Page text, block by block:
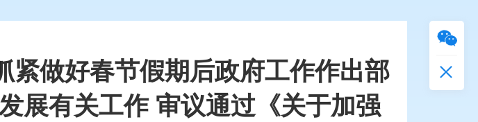
紧做好春节假期后政府工作作出部
展有关工作 审议通过《关于加强